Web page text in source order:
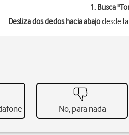
1. Busca "
Desliza dos dedos hacia abajodesde
No, para nada